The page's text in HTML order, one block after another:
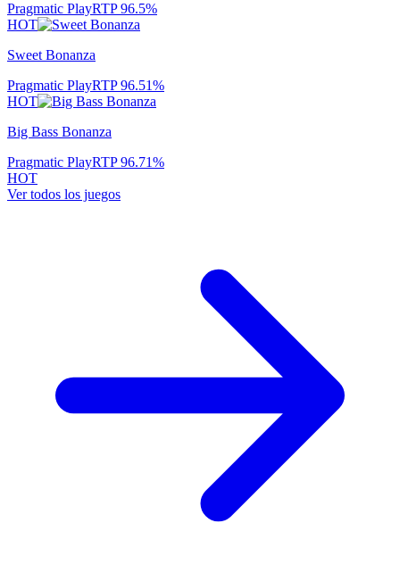
Pragmatic PlayRTP96.5%
HOT
Sweet Bonanza
Pragmatic PlayRTP96.51%
HOT
Big Bass Bonanza
Pragmatic PlayRTP96.71%
HOT
Ver todos los juegos